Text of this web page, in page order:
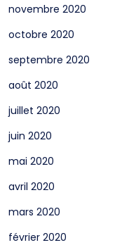
novembre 2020
octobre 2020
septembre 2020
août 2020
juillet 2020
juin 2020
mai 2020
avril 2020
mars 2020
février 2020